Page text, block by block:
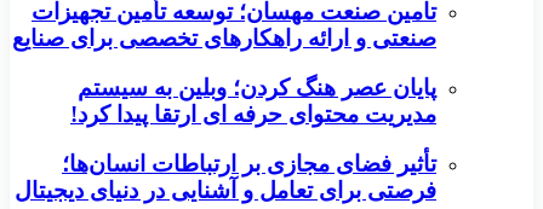
تامین صنعت مهسان؛ توسعه تأمین تجهیزات
صنعتی و ارائه راهکارهای تخصصی برای صنایع
پایان عصر هنگ کردن؛ وبلین به سیستم
مدیریت محتوای حرفه ای ارتقا پیدا کرد!
تأثیر فضای مجازی بر ارتباطات انسان‌ها؛
فرصتی برای تعامل و آشنایی در دنیای دیجیتال